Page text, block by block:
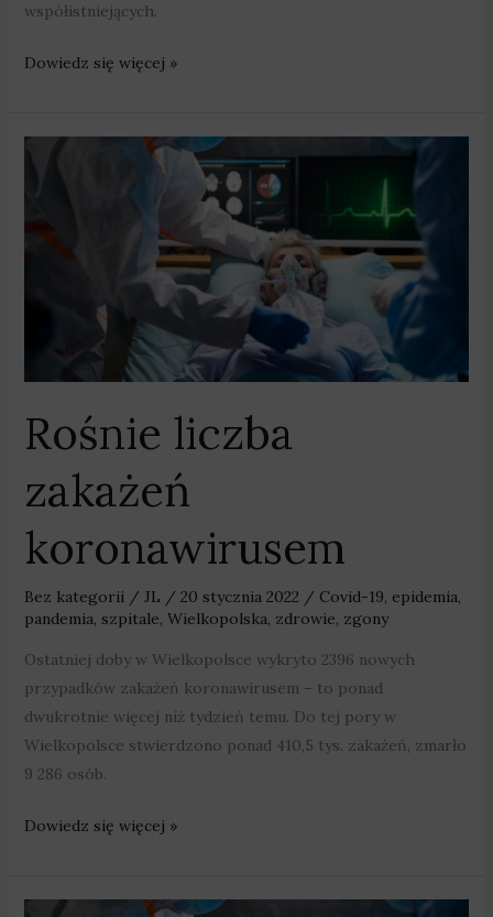
współistniejących.
Dowiedz się więcej »
Rośnie liczba
zakażeń
koronawirusem
Bez kategorii / JL / 20 stycznia 2022 / Covid-19 epidemia
pandemia szpitale Wielkopolska zdrowie zgony
Ostatniej doby w Wielkopolsce wykryto 2396 nowych
przypadków zakażeń koronawirusem – to ponad
dwukrotnie więcej niż tydzień temu. Do tej pory w
Wielkopolsce stwierdzono ponad 410,5 tys. zakażeń, zmarło
9 286 osób.
koronawirusem
Dowiedz się więcej »